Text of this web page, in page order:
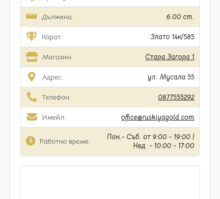
Дължина: 6.00 cm.
Карат: Злато 14к/585
Магазин: Стара Загора 1
Адрес: ул. Мусала 55
Телефон: 0877555292
Имейл: office@ruskiyagold.com
Работно време:
Пон.- Съб. от 9:00 - 19:00 |
Нед. - 10:00 - 17:00